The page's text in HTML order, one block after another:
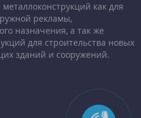
как для
рекламы,
назначения, а так же
для строительства новых
зданий и сооружений.